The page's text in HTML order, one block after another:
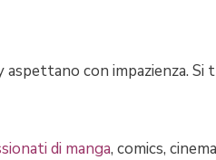
aspettano con impazienza. Si
di manga, comics,